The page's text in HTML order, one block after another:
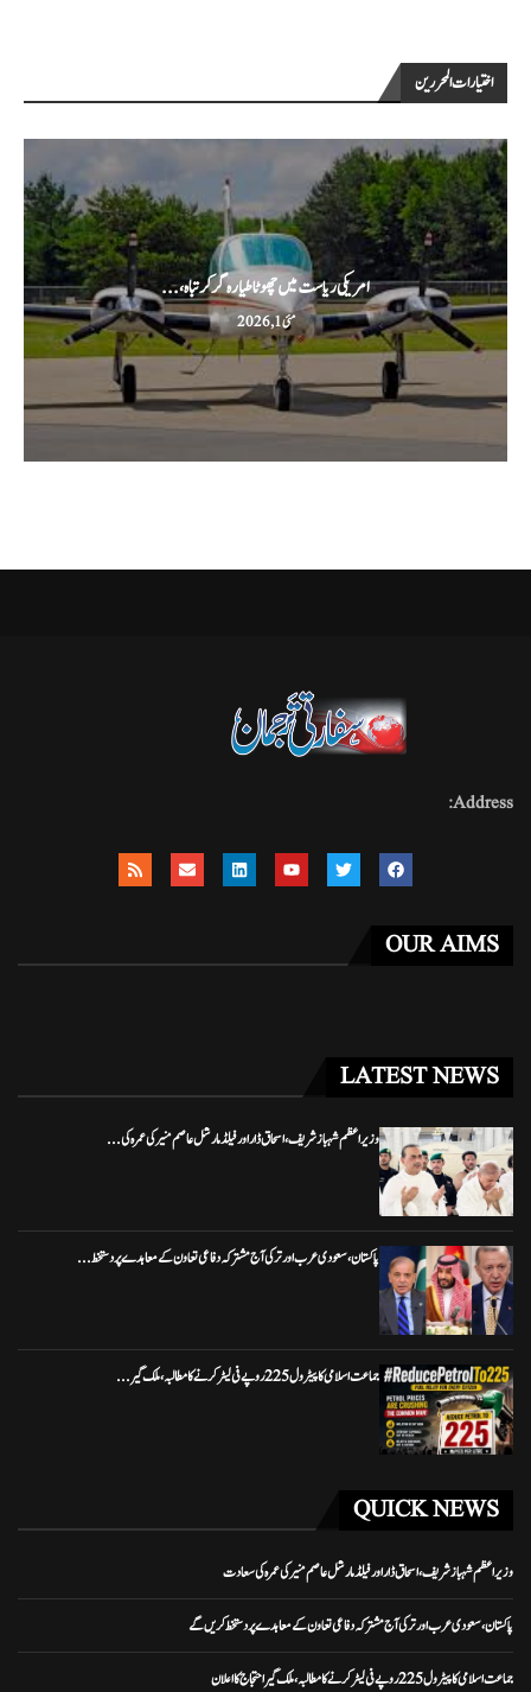
اختيارات المحررين
امریکی ریاست میں چھوٹا طیارہ گر کر تباہ،...
مئی 1, 2026
Address:
OUR AIMS
LATEST NEWS
وزیراعظم شہباز شریف، اسحاق ڈار اور فیلڈ مارشل عاصم منیر کی عمرہ کی...
پاکستان، سعودی عرب اور ترکی آج مشترکہ دفاعی تعاون کے معاہدے پر دستخط...
جماعت اسلامی کا پیٹرول 225 روپے فی لیٹر کرنے کا مطالبہ، ملک گیر...
QUICK NEWS
وزیراعظم شہباز شریف، اسحاق ڈار اور فیلڈ مارشل عاصم منیر کی عمرہ کی سعادت
پاکستان، سعودی عرب اور ترکی آج مشترکہ دفاعی تعاون کے معاہدے پر دستخط کریں گے
جماعت اسلامی کا پیٹرول 225 روپے فی لیٹر کرنے کا مطالبہ، ملک گیر احتجاج کا اعلان